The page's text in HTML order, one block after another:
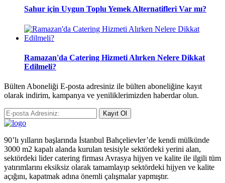
Sahur için Uygun Toplu Yemek Alternatifleri Var mı?
Ramazan'da Catering Hizmeti Alırken Nelere Dikkat
Edilmeli?
Bülten Aboneliği E-posta adresiniz ile bülten aboneliğine kayıt
olarak indirim, kampanya ve yeniliklerimizden haberdar olun.
Kayıt Ol
90’lı yılların başlarında İstanbul Bahçelievler’de kendi mülkünde
3000 m2 kapalı alanda kurulan tesisiyle sektördeki yerini alan,
sektördeki lider catering firması Avrasya hijyen ve kalite ile ilgili tüm
yatırımlarını eksiksiz olarak tamamlayıp sektördeki hijyen ve kalite
açığını, kapatmak adına önemli çalışmalar yapmıştır.